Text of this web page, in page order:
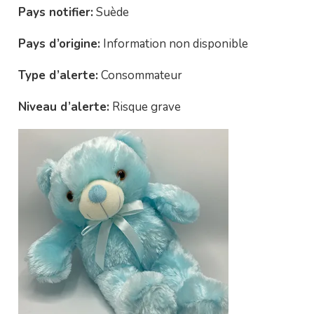
Pays notifier: Suède
Pays d’origine: Information non disponible
Type d’alerte: Consommateur
Niveau d’alerte: Risque grave